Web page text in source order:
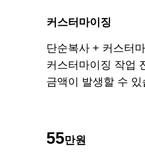
커스터마이징
단순복사 + 커스터
커스터마이징 작업
금액이 발생할 수 있
55만원